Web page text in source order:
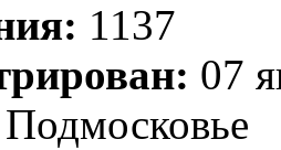
1137
07
Подмосковье